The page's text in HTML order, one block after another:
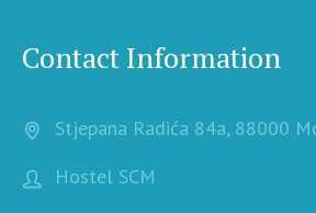
Contact Information
Stjepana Radića 84a, 88000
Hostel SCM